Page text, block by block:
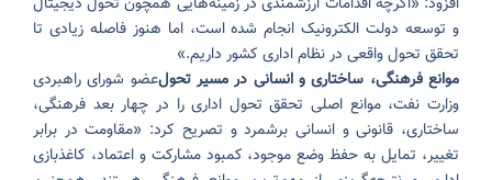
و توسعه دولت الکترونیک انجام شده است، اما هنوز فاصله زیادی تا
تحقق تحول واقعی در نظام اداری کشور داریم.»
موانع فرهنگی، ساختاری و انسانی در مسیر تحولعضو شورای راهبردی
وزارت نفت، موانع اصلی تحقق تحول اداری را در چهار بعد فرهنگی،
ساختاری، قانونی و انسانی برشمرد و تصریح کرد: «مقاومت در برابر
تغییر، تمایل به حفظ وضع موجود، کمبود مشارکت و اعتماد، کاغذبازی